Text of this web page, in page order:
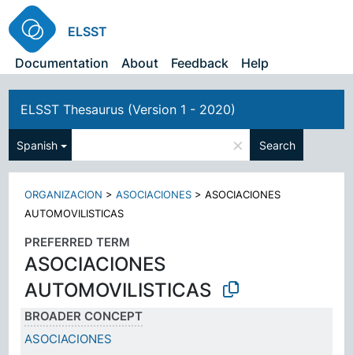
ELSST
Documentation
About Feedback Help
ELSST Thesaurus (Version 1 - 2020)
Spanish × Search
ORGANIZACION >ASOCIACIONES >ASOCIACIONES
AUTOMOVILISTICAS
PREFERRED TERM
ASOCIACIONES
AUTOMOVILISTICAS
BROADER CONCEPT
ASOCIACIONES